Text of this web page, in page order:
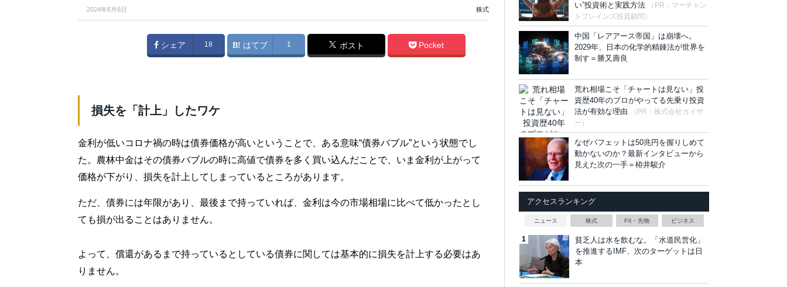
2024年6月6日 株式
シェア 18 はてブ 1 ポスト Pocket
損失を「計上」したワケ
金利が低いコロナ禍の時は債券価格が高いということで、ある意味“債券バブル”という状態でし
た。農林中金はその債券バブルの時に高値で債券を多く買い込んだことで、いま金利が上がって
価格が下がり、損失を計上してしまっているところがあります。
ただ、債券には年限があり、最後まで持っていれば、金利は今の市場相場に比べて低かったとし
ても損が出ることはありません。
よって、償還があるまで持っているとしている債券に関しては基本的に損失を計上する必要はあ
りません。
い”投資術と実践方法
（PR：マーチャン
トブレインズ投資顧問）
中国「レアアース帝国」は崩壊へ。
2029年、日本の化学的精錬法が世界を
制す＝勝又壽良
荒れ相場こそ「チャートは見ない」投
資歴40年のプロがやってる先乗り投資
法が有効な理由
（PR：株式会社カイザ
ー）
なぜバフェットは50兆円を握りしめて
動かないのか？最新インタビューから
見えた次の一手＝栫井駿介
アクセスランキング
ニュース 株式 FX・先物 ビジネス
貧乏人は水を飲むな。「水道民営化」
を推進するIMF、次のターゲットは日
本